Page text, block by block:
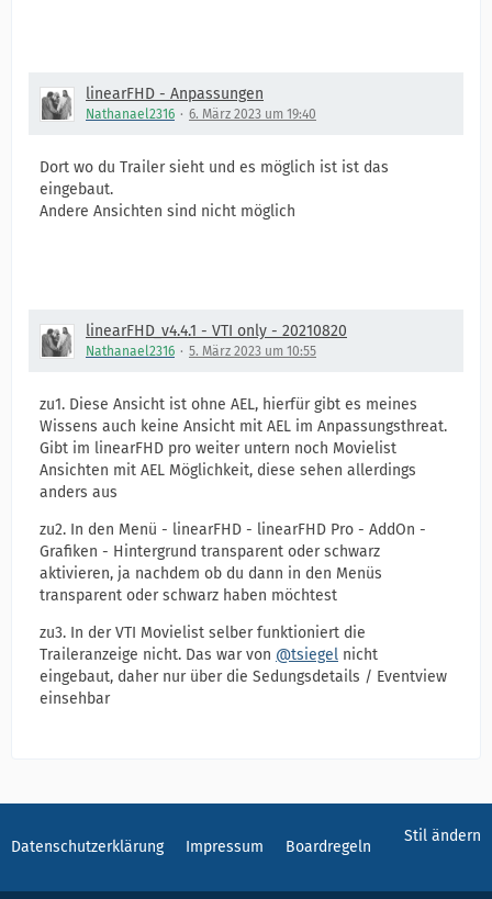
linearFHD - Anpassungen
Nathanael2316 6. März 2023 um 19:40
Dort wo du Trailer sieht und es möglich ist ist das
eingebaut.
Andere Ansichten sind nicht möglich
linearFHD_v4.4.1 - VTI only - 20210820
Nathanael2316 5. März 2023 um 10:55
zu1. Diese Ansicht ist ohne AEL, hierfür gibt es meines
Wissens auch keine Ansicht mit AEL im Anpassungsthreat.
Gibt im linearFHD pro weiter untern noch Movielist
Ansichten mit AEL Möglichkeit, diese sehen allerdings
anders aus
zu2. In den Menü - linearFHD - linearFHD Pro - AddOn -
Grafiken - Hintergrund transparent oder schwarz
aktivieren, ja nachdem ob du dann in den Menüs
transparent oder schwarz haben möchtest
zu3. In der VTI Movielist selber funktioniert die
Traileranzeige nicht. Das war von @tsiegel nicht
eingebaut, daher nur über die Sedungsdetails / Eventview
einsehbar
Stil ändern
Datenschutzerklärung Impressum Boardregeln